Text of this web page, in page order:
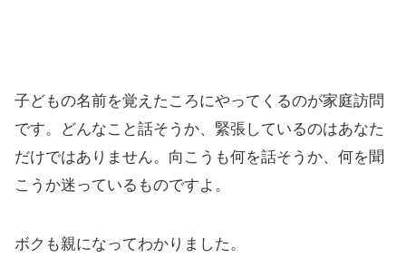
子どもの名前を覚えたころにやってくるのが家庭訪問
です。どんなこと話そうか、緊張しているのはあなた
だけではありません。向こうも何を話そうか、何を聞
こうか迷っているものですよ。
ボクも親になってわかりました。